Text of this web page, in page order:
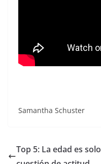
Samantha Schuster
Top 5: La edad es